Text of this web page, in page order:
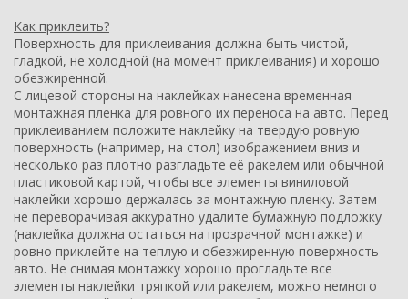
Как приклеить?
Поверхность для приклеивания должна быть чистой,
гладкой, не холодной (на момент приклеивания) и хорошо
обезжиренной.
С лицевой стороны на наклейках нанесена временная
монтажная пленка для ровного их переноса на авто. Перед
приклеиванием положите наклейку на твердую ровную
поверхность (например, на стол) изображением вниз и
несколько раз плотно разгладьте её ракелем или обычной
пластиковой картой, чтобы все элементы виниловой
наклейки хорошо держалась за монтажную пленку. Затем
не переворачивая аккуратно удалите бумажную подложку
(наклейка должна остаться на прозрачной монтажке) и
ровно приклейте на теплую и обезжиренную поверхность
авто. Не снимая монтажку хорошо прогладьте все
элементы наклейки тряпкой или ракелем, можно немного